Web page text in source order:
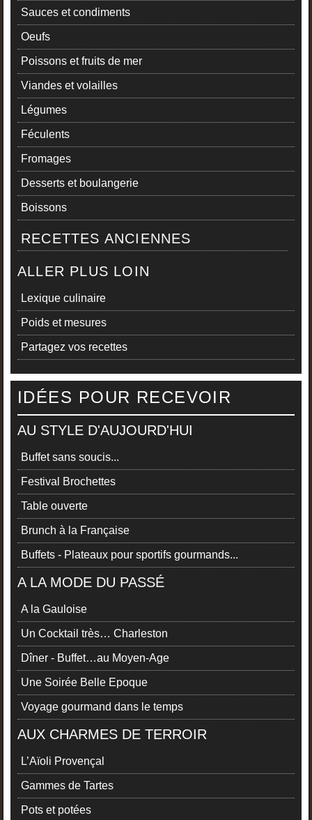
Sauces et condiments
Oeufs
Poissons et fruits de mer
Viandes et volailles
Légumes
Féculents
Fromages
Desserts et boulangerie
Boissons
RECETTES ANCIENNES
ALLER PLUS LOIN
Lexique culinaire
Poids et mesures
Partagez vos recettes
IDÉES POUR RECEVOIR
AU STYLE D'AUJOURD'HUI
Buffet sans soucis...
Festival Brochettes
Table ouverte
Brunch à la Française
Buffets - Plateaux pour sportifs gourmands...
A LA MODE DU PASSÉ
A la Gauloise
Un Cocktail très… Charleston
Dîner - Buffet…au Moyen-Age
Une Soirée Belle Epoque
Voyage gourmand dans le temps
AUX CHARMES DE TERROIR
L’Aïoli Provençal
Gammes de Tartes
Pots et potées